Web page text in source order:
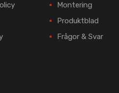
Montering
Produktblad
Frågor & Svar